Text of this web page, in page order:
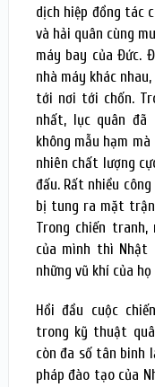
dịch hiệp đồng tác
và hải quân cùng
máy bay của Đức.
nhà máy khác
tới nơi tới chốn.
nhất, lục quân
không mẫu hạm
nhiên chất lượng
đấu. Rất nhiều
bị tung ra mặt
Trong chiến
của mình thì Nhật
những vũ khí của họ
Hồi đầu cuộc
trong kỹ thuật
còn đa số tân binh
pháp đào tạo của